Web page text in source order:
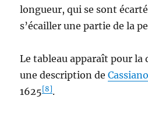
longueur, qui se sont
s’écailler une partie de la
Le tableau apparaît pour la
une description de
1625[8].